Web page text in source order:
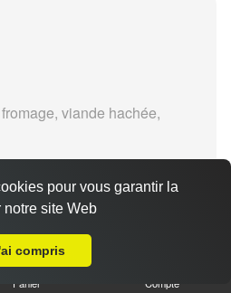
viande hachée,
Panier Compte
pour vous garantir la
site Web
compris